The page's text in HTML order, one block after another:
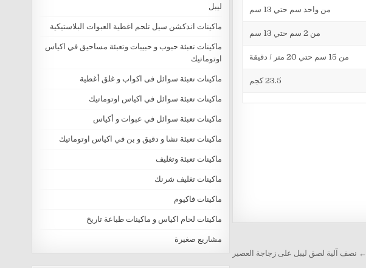
من واحد سم حتي 13 سم
من 2 سم حتي 13 سم
من 15 سم حتي 20 متر / دقيقة
23.5 كجم
← نصف آلية لصق ليبل على زجاجة العصير
ليبل
ماكينات اندكشن سيل تلحم اغطية العبوات البلاستيكية
ماكينات تعبئة حبوب و حبيبات وتعبئة مساحيق في اكياس
اوتوماتيك
ماكينات تعبئة سوائل فى اكواب و غلق أغطية
ماكينات تعبئة سوائل في اكياس اوتوماتيك
ماكينات تعبئة سوائل في عبوات و أكياس
ماكينات تعبئة نشا و دقيق و بن في اكياس اوتوماتيك
ماكينات تعبئة وتغليف
ماكينات تغليف شرنك
ماكينات فاكيوم
ماكينات لحام اكياس و ماكينات طباعة تاريخ
مشاريع صغيرة